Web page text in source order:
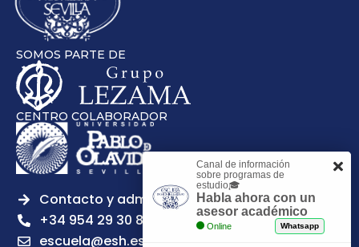
SOMOS PARTE DE
CENTRO COLABORADOR
Contacto y admisiones
+34 954 29 30 81
escuela@esh.es
Canal de información
sobre programas de
estudio🎓
Habla ahora con un
asesor académico
Online Whatsapp